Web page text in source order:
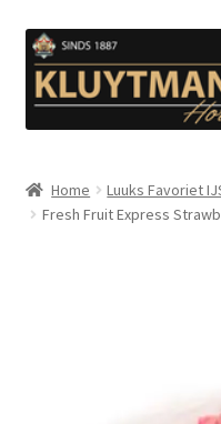
Ga
door
naar
navigatie
Ga
naar
de
inhoud
Kip en Gevogelte
Home Luuks Favoriet
Fresh Fruit Express